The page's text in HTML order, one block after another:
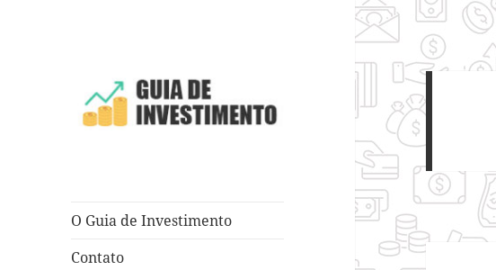
O Guia de Investimento
Contato